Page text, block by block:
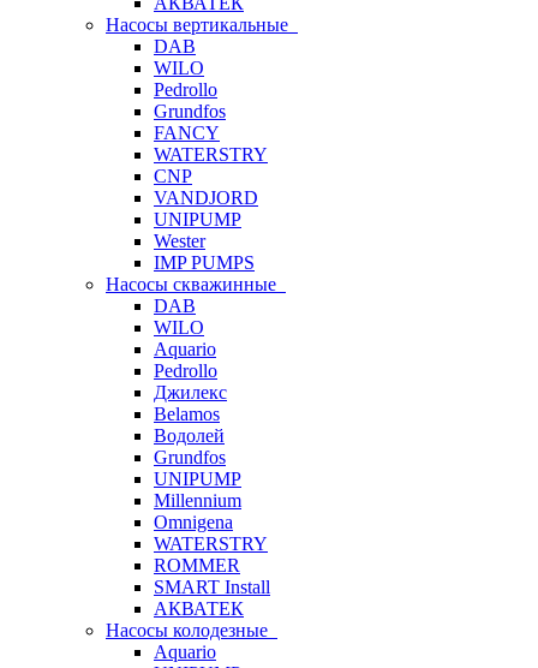
Насосы вертикальные
DAB
WILO
Pedrollo
Grundfos
FANCY
WATERSTRY
CNP
VANDJORD
UNIPUMP
Wester
IMP PUMPS
Насосы скважинные
DAB
WILO
Aquario
Pedrollo
Джилекс
Belamos
Водолей
Grundfos
UNIPUMP
Millennium
Omnigena
WATERSTRY
ROMMER
SMART Install
АКВАТЕК
Насосы колодезные
Aquario